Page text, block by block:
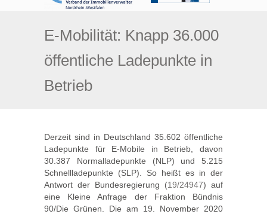
E-Mobilität: Knapp 36.000
öffentliche Ladepunkte in
Betrieb
Derzeit sind in Deutschland 35.602 öffentliche
Ladepunkte für E-Mobile in Betrieb, davon
30.387 Normalladepunkte (NLP) und 5.215
Schnellladepunkte (SLP). So heißt es in der
Antwort der Bundesregierung (19/24947) auf
eine Kleine Anfrage der Fraktion Bündnis
90/Die Grünen. Die am 19. November 2020